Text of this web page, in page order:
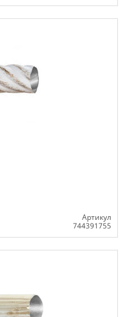
Артикул
744391755